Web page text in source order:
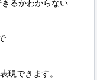
るかわからない
現できます。